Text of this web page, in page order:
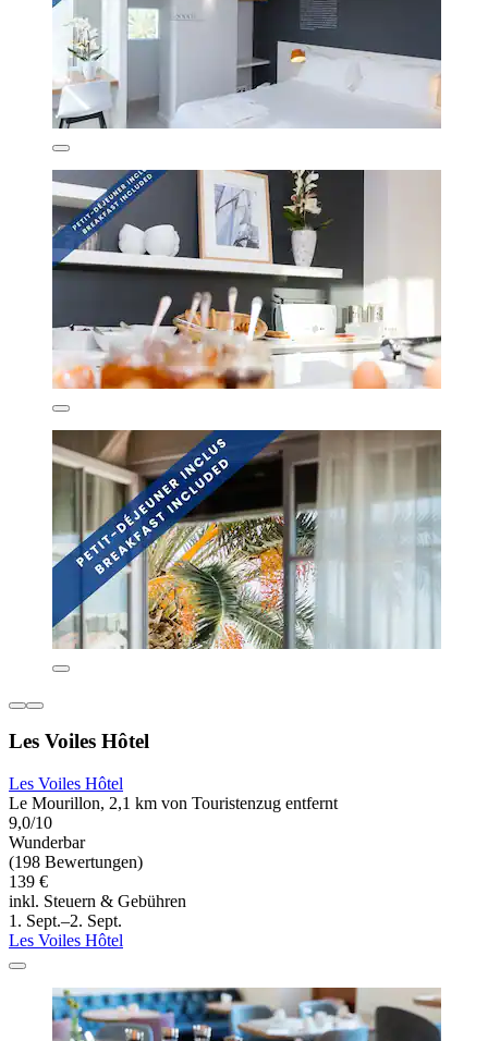
Les Voiles Hôtel
Les Voiles Hôtel
Le Mourillon, 2,1 km von Touristenzug entfernt
9,0/10
Wunderbar
(198 Bewertungen)
139 €
inkl. Steuern & Gebühren
1. Sept.–2. Sept.
Les Voiles Hôtel